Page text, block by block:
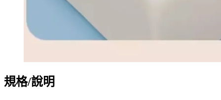
規格/說明